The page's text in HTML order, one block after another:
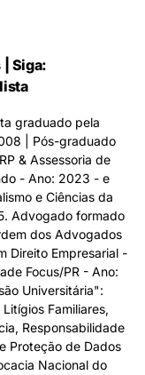
| Siga:
graduado pela
| Pós-graduado
& Assessoria de
- Ano: 2023 - e
e Ciências da
Advogado formado
dos Advogados
Direito Empresarial -
Focus/PR - Ano:
Universitária":
Familiares,
Responsabilidade
Proteção de Dados
Nacional do